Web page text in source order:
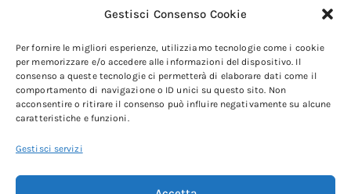
Gestisci Consenso Cookie
Per fornire le migliori esperienze, utilizziamo tecnologie come i cookie
per memorizzare e/o accedere alle informazioni del dispositivo. Il
consenso a queste tecnologie ci permetterà di elaborare dati come il
comportamento di navigazione o ID unici su questo sito. Non
acconsentire o ritirare il consenso può influire negativamente su alcune
caratteristiche e funzioni.
Gestisci servizi
Whatsapp
+39 3486531825